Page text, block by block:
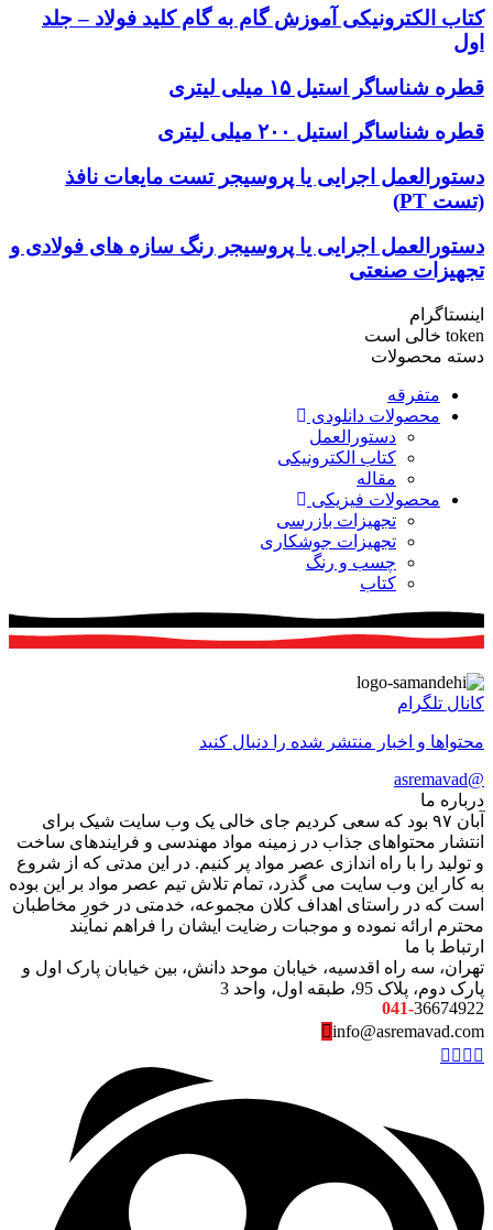
کتاب الکترونیکی آموزش گام به گام کلید فولاد – جلد
اول
قطره شناساگر استیل ۱۵ میلی لیتری
قطره شناساگر استیل ۲۰۰ میلی لیتری
دستورالعمل اجرایی یا پروسیجر تست مایعات نافذ
(تست PT)
دستورالعمل اجرایی یا پروسیجر رنگ سازه های فولادی و
تجهیزات صنعتی
اینستاگرام
token خالی است
دسته محصولات
متفرقه
محصولات دانلودی
دستورالعمل
کتاب الکترونیکی
مقاله
محصولات فیزیکی
تجهیزات بازرسی
تجهیزات جوشکاری
چسب و رنگ
کتاب
کانال تلگرام
محتواها و اخبار منتشر شده را دنبال کنید
@asremavad
درباره ما
آبان ۹۷ بود که سعی کردیم جای خالی یک وب سایت شیک برای
انتشار محتواهای جذاب در زمینه مواد مهندسی و فرایندهای ساخت
و تولید را با راه اندازی عصر مواد پر کنیم. در این مدتی که از شروع
به کار این وب سایت می گذرد، تمام تلاش تیم عصر مواد بر این بوده
است که در راستای اهداف کلان مجموعه، خدمتی در خورِ مخاطبان
محترم ارائه نموده و موجبات رضایت ایشان را فراهم نمایند
ارتباط با ما
تهران، سه راه اقدسیه، خیابان موحد دانش، بین خیابان پارک اول و
پارک دوم، پلاک 95، طبقه اول، واحد 3
041-36674922
info@asremavad.com